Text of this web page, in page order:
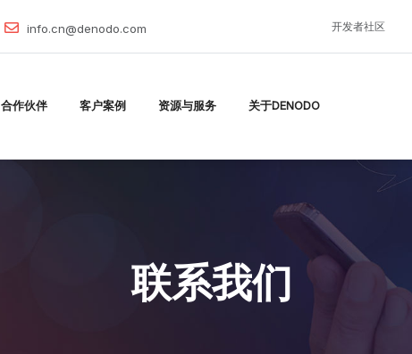
info.cn@denodo.com 开发者社区
合作伙伴 客户案例 资源与服务 关于DENODO
联系我们